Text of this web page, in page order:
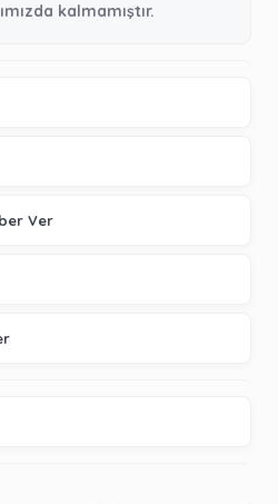
kalmamıştır.
Ver